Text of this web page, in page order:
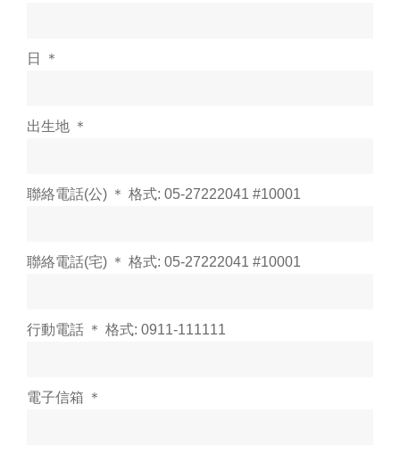
日 ＊
出生地 ＊
聯絡電話(公) ＊ 格式: 05-27222041 #10001
聯絡電話(宅) ＊ 格式: 05-27222041 #10001
行動電話 ＊ 格式: 0911-111111
電子信箱 ＊